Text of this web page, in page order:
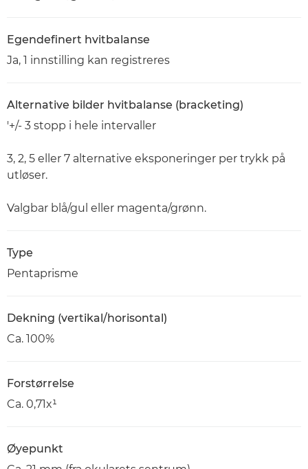
Egendefinert hvitbalanse
Ja, 1 innstilling kan registreres
Alternative bilder hvitbalanse (bracketing)
'+/- 3 stopp i hele intervaller
3, 2, 5 eller 7 alternative eksponeringer per trykk på
utløser.
Valgbar blå/gul eller magenta/grønn.
Type
Pentaprisme
Dekning (vertikal/horisontal)
Ca. 100%
Forstørrelse
Ca. 0,71x¹
Øyepunkt